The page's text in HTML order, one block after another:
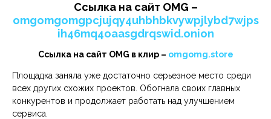
Ссылка на сайт OMG –
omgomgomgpcjujqy4uhbhbkvywpjlybd7wjps
ih46mq4oaasgdrqswid.onion
Ссылка на сайт OMG в клир – omgomg.store
Площадка заняла уже достаточно серьезное место среди
всех других схожих проектов. Обогнала своих главных
конкурентов и продолжает работать над улучшением
сервиса.